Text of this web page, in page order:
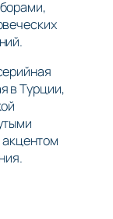
в Турции,